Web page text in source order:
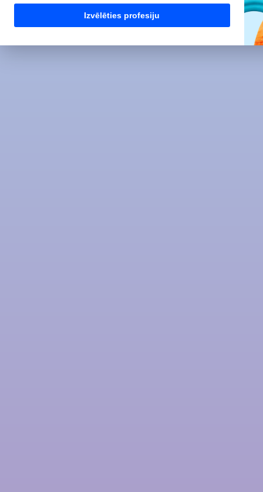
Izvēlēties profesiju